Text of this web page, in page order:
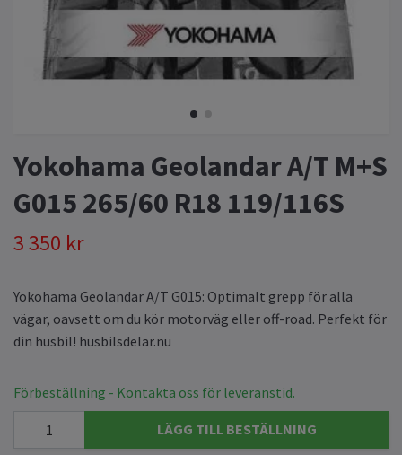
Yokohama Geolandar A/T M+S
G015 265/60 R18 119/116S
3 350 kr
Yokohama Geolandar A/T G015: Optimalt grepp för alla
vägar, oavsett om du kör motorväg eller off-road. Perfekt för
din husbil! husbilsdelar.nu
Förbeställning - Kontakta oss för leveranstid.
LÄGG TILL BESTÄLLNING